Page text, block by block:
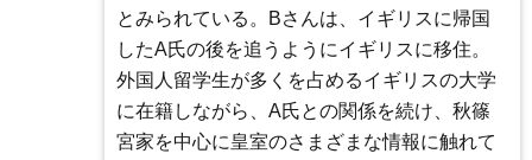
とみられている。Bさんは、イギリスに帰国
したA氏の後を追うようにイギリスに移住。
外国人留学生が多くを占めるイギリスの大学
に在籍しながら、A氏との関係を続け、秋篠
宮家を中心に皇室のさまざまな情報に触れて